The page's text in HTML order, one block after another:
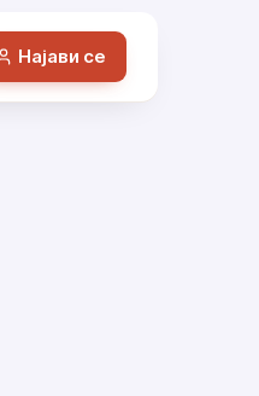
Најави се